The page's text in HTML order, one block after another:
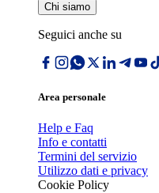
Chi siamo
Seguici anche su
Area personale
Help e Faq
Info e contatti
Termini del servizio
Utilizzo dati e privacy
Cookie Policy